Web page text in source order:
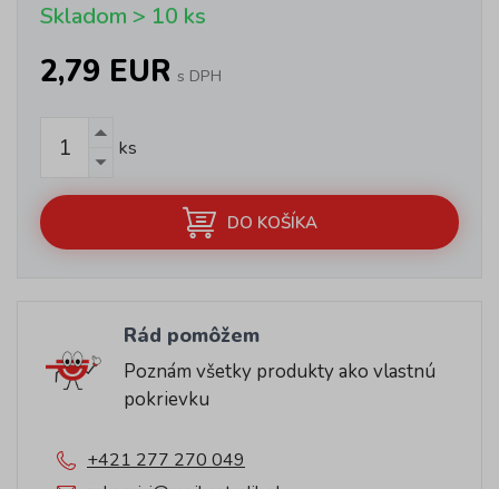
Skladom > 10 ks
2,79 EUR s DPH
ks
DO KOŠÍKA
Rád pomôžem
Poznám všetky produkty ako vlastnú
pokrievku
+421 277 270 049